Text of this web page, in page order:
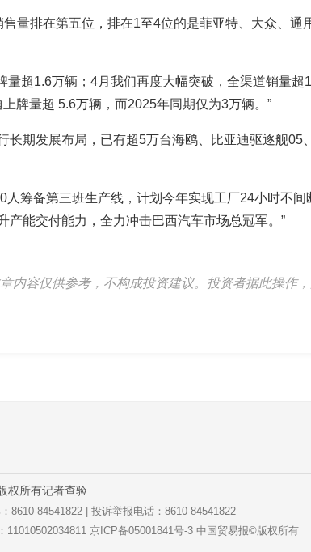
量排在第五位，排在1至4位的是菲亚特、大众、通
超1.6万辆；4月我们再度大幅突破，全渠道销量超
牌量超 5.6万辆，而2025年同期仅为3万辆。”
期发展布局，已有超5万台海鸥、比亚迪驱逐舰05
筹备第三班生产线，计划今年实现工厂24小时不间
能交付能力，全力冲击巴西汽车市场总冠军。”
内容仅供参考，不构成投资建议。投资者据此操作
权所有记者查验
8610-84541822 | 投诉举报电话：8610-84541822
11010502034811 京ICP备05001841号-3 中国贸易报©版权所有